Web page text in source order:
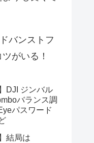
バンストフ
がいる！
DJI ジンバル
バランス調
パスワード
結局は